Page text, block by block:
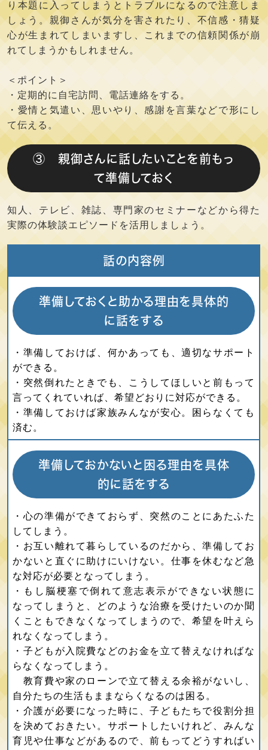
り本題に入ってしまうとトラブルになるので注意しま
しょう。親御さんが気分を害されたり、不信感・猜疑
心が生まれてしまいますし、これまでの信頼関係が崩
れてしまうかもしれません。
＜ポイント＞
・定期的に自宅訪問、電話連絡をする。
・愛情と気遣い、思いやり、感謝を言葉などで形にし
て伝える。
③ 親御さんに話したいことを前もっ
て準備しておく
知人、テレビ、雑誌、専門家のセミナーなどから得た
実際の体験談エピソードを活用しましょう。
話の内容例
準備しておくと助かる理由を具体的
に話をする
・準備しておけば、何かあっても、適切なサポート
ができる。
・突然倒れたときでも、こうしてほしいと前もって
言ってくれていれば、希望どおりに対応ができる。
・準備しておけば家族みんなが安心。困らなくても
済む。
準備しておかないと困る理由を具体
的に話をする
・心の準備ができておらず、突然のことにあたふた
してしまう。
・お互い離れて暮らしているのだから、準備してお
かないと直ぐに助けにいけない。仕事を休むなど急
な対応が必要となってしまう。
・もし脳梗塞で倒れて意志表示ができない状態に
なってしまうと、どのような治療を受けたいのか聞
くこともできなくなってしまうので、希望を叶えら
れなくなってしまう。
・子どもが入院費などのお金を立て替えなければな
らなくなってしまう。
教育費や家のローンで立て替える余裕がないし、
自分たちの生活もままならくなるのは困る。
・介護が必要になった時に、子どもたちで役割分担
を決めておきたい。サポートしたいけれど、みんな
育児や仕事などがあるので、前もってどうすればい